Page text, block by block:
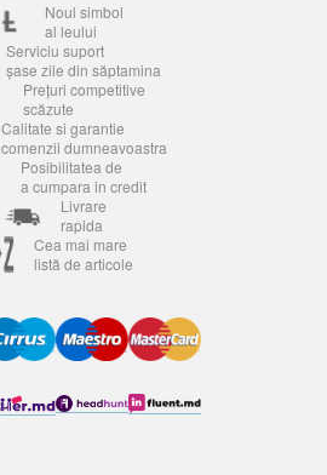
Noul simbol
al leului
Serviciu suport
șase zile din săptamina
Prețuri competitive
scăzute
Calitate si garantie
comenzii dumneavoastra
Posibilitatea de
a cumpara in credit
Livrare
rapida
Cea mai mare
listă de articole